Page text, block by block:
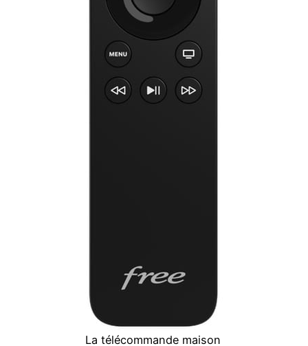
La télécommande maison